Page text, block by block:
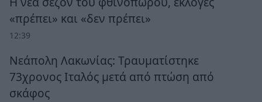
«πρέπει» και «δεν πρέπει»
12:39
Νεάπολη Λακωνίας: Τραυματίστηκε
73χρονος Ιταλός μετά από πτώση από
σκάφος